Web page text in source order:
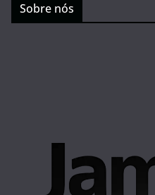
Sobre nós